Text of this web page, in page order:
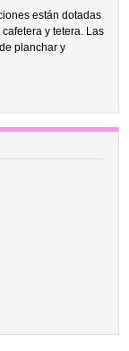
están dotadas
y tetera. Las
planchar y